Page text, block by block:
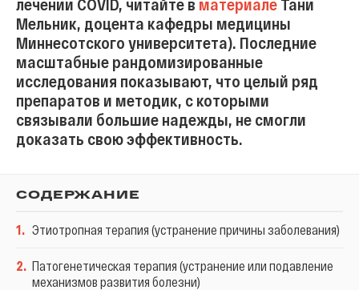
лечении COVID, читайте в материале Тани
Мельник, доцента кафедры медицины
Миннесотского университета). Последние
масштабные рандомизированные
исследования показывают, что целый ряд
препаратов и методик, с которыми
связывали большие надежды, не смогли
доказать свою эффективность.
СОДЕРЖАНИЕ
1. Этиотропная терапия (устранение причины заболевания)
2. Патогенетическая терапия (устранение или подавление
механизмов развития болезни)